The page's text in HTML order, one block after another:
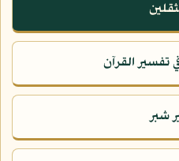
تفسير القرآن
شبر